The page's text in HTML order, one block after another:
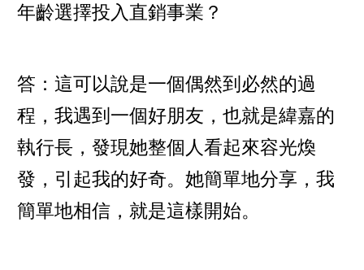
年齡選擇投入直銷事業？
答：這可以說是一個偶然到必然的過
程，我遇到一個好朋友，也就是緯嘉的
執行長，發現她整個人看起來容光煥
發，引起我的好奇。她簡單地分享，我
簡單地相信，就是這樣開始。